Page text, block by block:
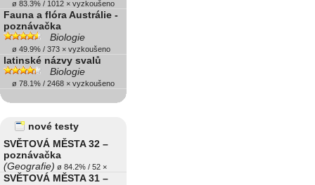
ø 83.3% / 1012 × vyzkoušeno
Fauna a flóra Austrálie -
poznávačka
Biologie
ø 49.9% / 373 × vyzkoušeno
latinské názvy svalů
Biologie
ø 78.1% / 2468 × vyzkoušeno
nové testy
SVĚTOVÁ MĚSTA 32 –
poznávačka
(Geografie) ø 84.2% / 52 ×
SVĚTOVÁ MĚSTA 31 –